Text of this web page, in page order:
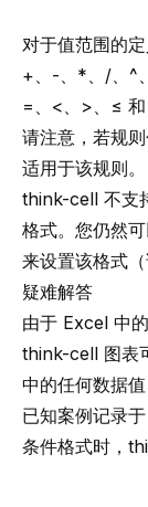
对于值范围的
+、-、*、/、^
=、<、>、≤
请注意，若规
适用于该规则。
think-cell 不支
格式。您仍然
来设置该格式
疑难解答
由于 Excel 中
think-cell 图表
中的任何数据值
已知案例记录于
条件格式时，